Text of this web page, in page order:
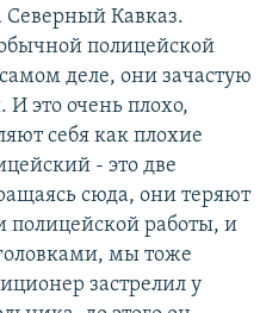
Кавказ.
полицейской
деле, они зачастую
И это очень плохо,
себя как плохие
- это две
сюда, они теряют
полицейской работы, и
мы тоже
застрелил у